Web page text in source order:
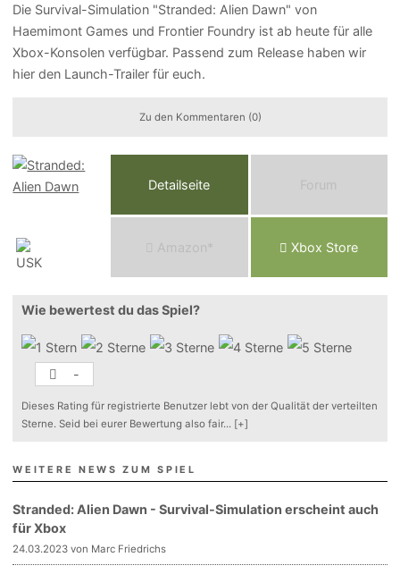
Die Survival-Simulation "Stranded: Alien Dawn" von
Haemimont Games und Frontier Foundry ist ab heute für alle
Xbox-Konsolen verfügbar. Passend zum Release haben wir
hier den Launch-Trailer für euch.
Zu den Kommentaren (0)
Detailseite Forum
Ama o n* Xbox Store
Wie bewertest du das Spiel?
-
Dieses Rating für registrierte Benutzer lebt von der Qualität der verteilten
Sterne. Seid bei eurer Bewertung also fair... [+]
WEITERE NEWS ZUM SPIEL
Stranded: Alien Dawn - Survival-Simulation erscheint auch
für Xbox
24.03.2023 von Marc Friedrichs